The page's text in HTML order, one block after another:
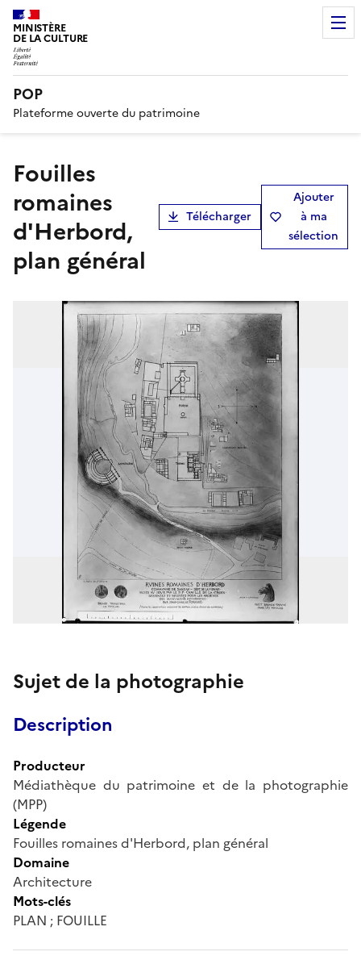
MINISTÈRE
DE LA CULTURE
POP
Plateforme ouverte du patrimoine
Fouilles
romaines
d'Herbord,
plan général
Télécharger
Ajouter
à ma
sélection
Sujet de la photographie
Description
Producteur
Médiathèque du patrimoine et de la photographie
(MPP)
Légende
Fouilles romaines d'Herbord, plan général
Domaine
Architecture
Mots-clés
PLAN ; FOUILLE